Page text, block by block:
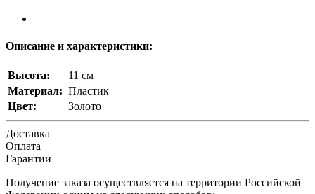
Описание и характеристики:
Высота:
11 см
Материал: Пластик
Цвет:
Золото
Доставка
Оплата
Гарантии
Получение заказа осуществляется на территории Российской